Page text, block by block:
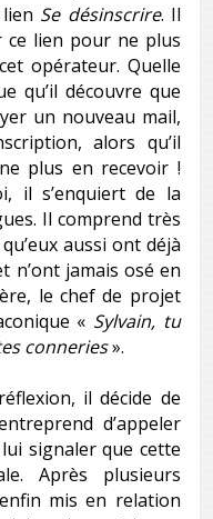
Se désinscrire. Il
ce lien pour ne plus
opérateur. Quelle
qu’il découvre que
un nouveau mail,
alors qu’il
plus en recevoir !
il s’enquiert de la
Il comprend très
aussi ont déjà
n’ont jamais osé en
le chef de projet
« Sylvain, tu
conneries».
il décide de
d’appeler
signaler que cette
Après plusieurs
mis en relation